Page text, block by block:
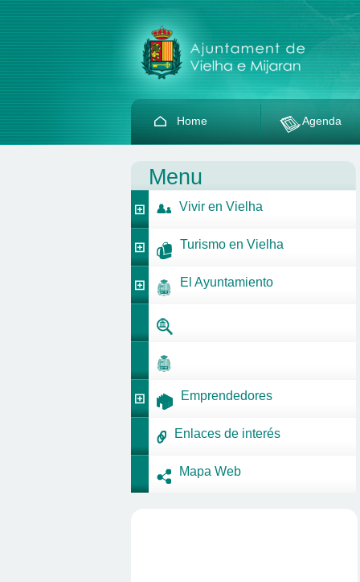
Home Agenda
Menu
Vivir en Vielha
Turismo en Vielha
El Ayuntamiento
Emprendedores
Enlaces de interés
Mapa Web